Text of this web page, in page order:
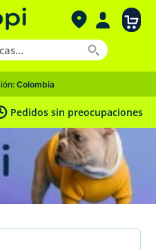
Colombia
Pedidos sin preocupaciones